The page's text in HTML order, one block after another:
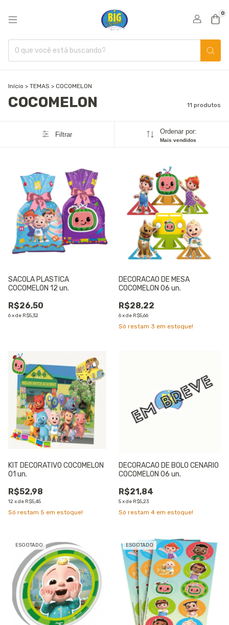
0
Início > TEMAS > COCOMELON
COCOMELON 11 produtos
Filtrar Ordenar por:
Mais vendidos
SACOLA PLASTICA
COCOMELON 12 un.
R$26,50
6xde R$5,32
DECORACAO DE MESA
COCOMELON 06 un.
R$28,22
6xde R$5,66
Só restam 3 em estoque!
KIT DECORATIVO COCOMELON
01 un.
R$52,98
12xde R$5,45
Só restam 5 em estoque!
DECORACAO DE BOLO CENARIO
COCOMELON 06 un.
R$21,84
5xde R$5,23
Só restam 4 em estoque!
ESGOTADO ESGOTADO